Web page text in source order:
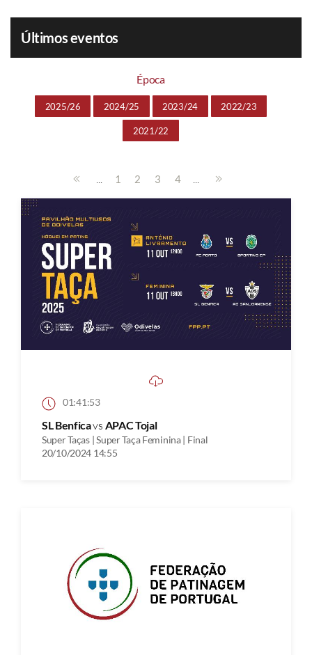
Últimos eventos
Época
2025/26 2024/25 2023/24 2022/23
2021/22
... 1 2 3 4 ...
01:41:53
SL Benficavs APAC Tojal
Super Taças | Super Taça Feminina | Final
20/10/2024 14:55